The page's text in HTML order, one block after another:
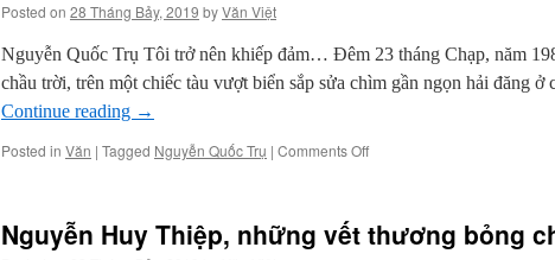
một
nhà
thơ?
Posted on 28 Tháng Bảy, 2019 byVăn Việt
Nguyễn Quốc Trụ Tôi trở nên khiếp đảm… Đêm 23 tháng Chạp, năm
chầu trời, trên một chiếc tàu vượt biển sắp sửa chìm gần ngọn hải đăng
Continue reading →
Posted in Văn | Tagged Nguyễn Quốc Trụ | Comments Offon
Nguyễn Huy Thiệp, những vết thương bỏng